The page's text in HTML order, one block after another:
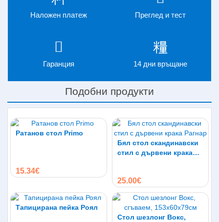
Наложен платеж Преглед и тест
Гаранция 14 дни връщане
Подобни продукти
Ратанов стол Primo
15.34€
Бял стол скандинавски
стил с дървени крака
25.00€
Тапицирана пейка Роял
Стол шезлонг Вокс,